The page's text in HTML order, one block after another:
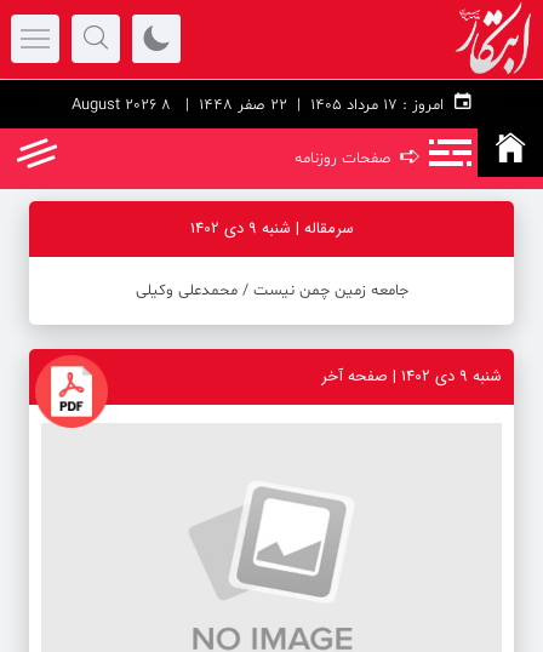
امروز : 22 صفر 1448 | 8 August 2026
➪ صفحات روزنامه
سرمقاله | شنبه 9 دی 1402
جامعه زمین چمن نیست / محمدعلی وکیلی
شنبه 9 دی 1402 | صفحه آخر